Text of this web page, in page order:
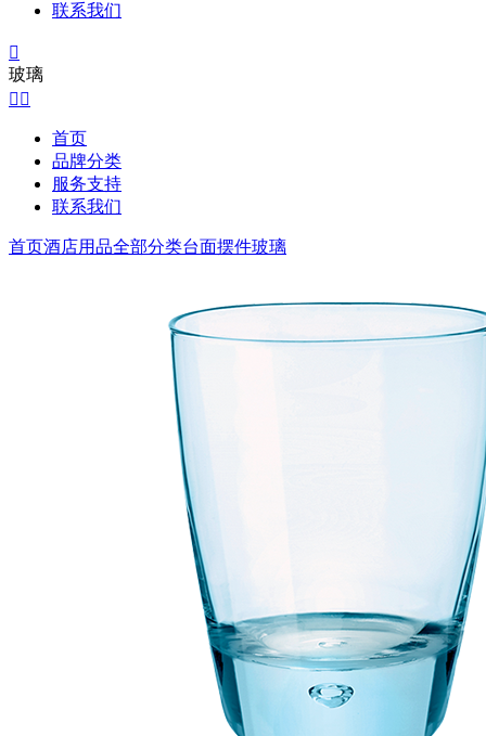
联系我们

玻璃
 
首页
品牌分类
服务支持
联系我们
首页酒店用品全部分类台面摆件玻璃